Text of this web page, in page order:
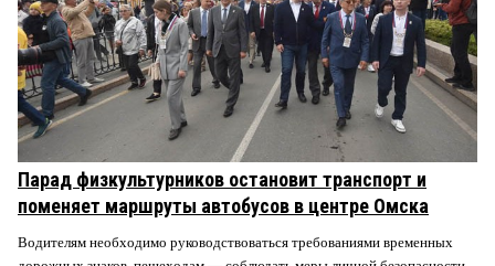
Парад физкультурников остановит транспорт и
поменяет маршруты автобусов в центре Омска
Водителям необходимо руководствоваться требованиями временных